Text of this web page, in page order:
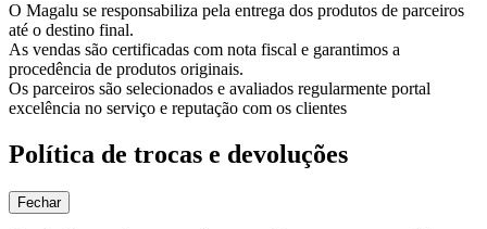
O Magalu se responsabiliza pela entrega dos produtos de parceiros
até o destino final.
As vendas são certificadas com nota fiscal e garantimos a
procedência de produtos originais.
Os parceiros são selecionados e avaliados regularmente portal
excelência no serviço e reputação com os clientes
Política de trocas e devoluções
Fechar